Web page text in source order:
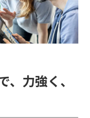
、力強く、